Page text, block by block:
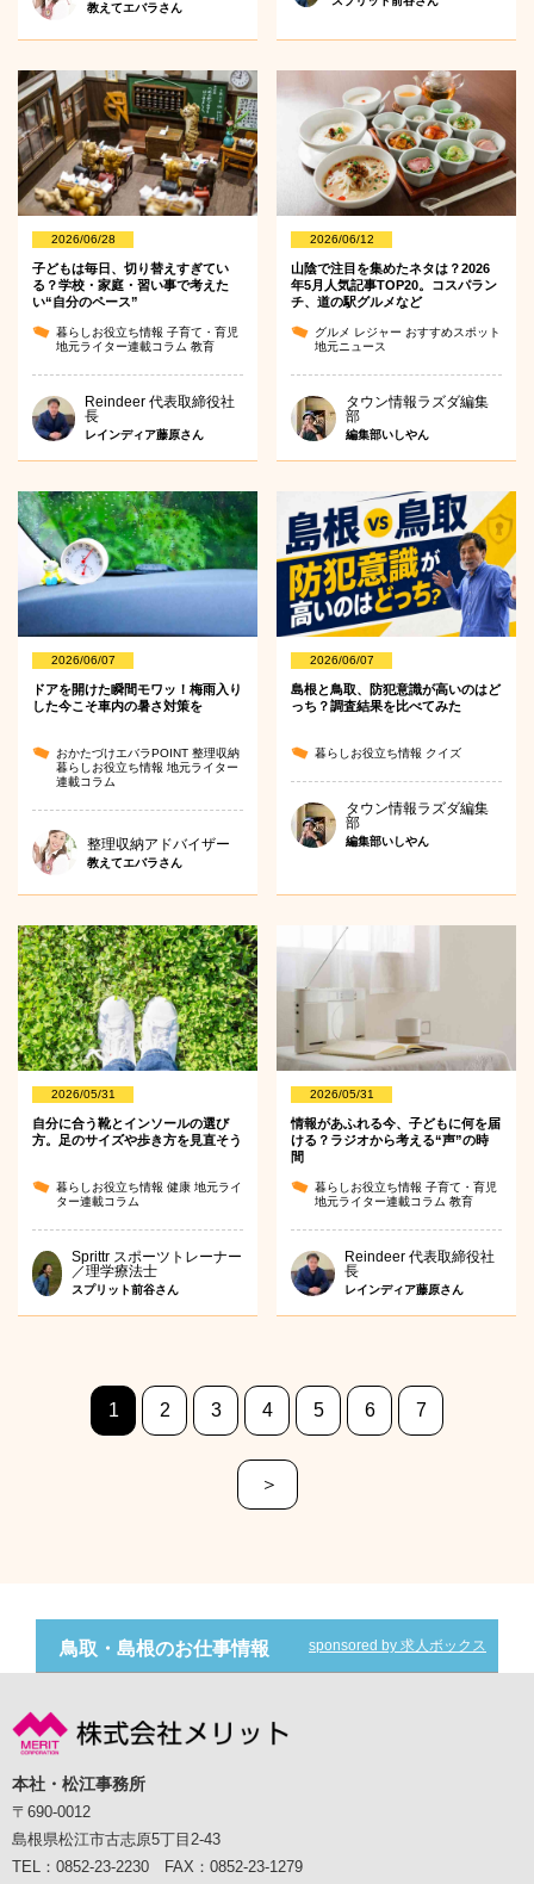
教えてエバラさん
2026/06/28
子どもは毎日、切り替えすぎてい
る？学校・家庭・習い事で考えた
い“自分のペース”
暮らしお役立ち情報 子育て・育児
地元ライター連載コラム 教育
Reindeer 代表取締役社
長
レインディア藤原さん
2026/06/12
山陰で注目を集めたネタは？2026
年5月人気記事TOP20。コスパラン
チ、道の駅グルメなど
グルメ レジャー おすすめスポット
地元ニュース
タウン情報ラズダ編集
部
編集部いしやん
2026/06/07
ドアを開けた瞬間モワッ！梅雨入り
した今こそ車内の暑さ対策を
おかたづけエバラPOINT 整理収納
暮らしお役立ち情報 地元ライター
連載コラム
整理収納アドバイザー
教えてエバラさん
2026/06/07
島根と鳥取、防犯意識が高いのはど
っち？調査結果を比べてみた
暮らしお役立ち情報 クイズ
タウン情報ラズダ編集
部
編集部いしやん
2026/05/31
自分に合う靴とインソールの選び
方。足のサイズや歩き方を見直そう
暮らしお役立ち情報 健康 地元ライ
ター連載コラム
Sprittr スポーツトレーナー
／理学療法士
スプリット前谷さん
2026/05/31
情報があふれる今、子どもに何を届
ける？ラジオから考える“声”の時
間
暮らしお役立ち情報子育て・育児
地元ライター連載コラム教育
Reindeer 代表取締役社
長
レインディア藤原さん
1 2 3 4 5 6 7
＞
鳥取・島根のお仕事情報 sponsored by 求人ボックス
本社・松江事務所
〒690-0012
島根県松江市古志原5丁目2-43
TEL：0852-23-2230 FAX：0852-23-1279